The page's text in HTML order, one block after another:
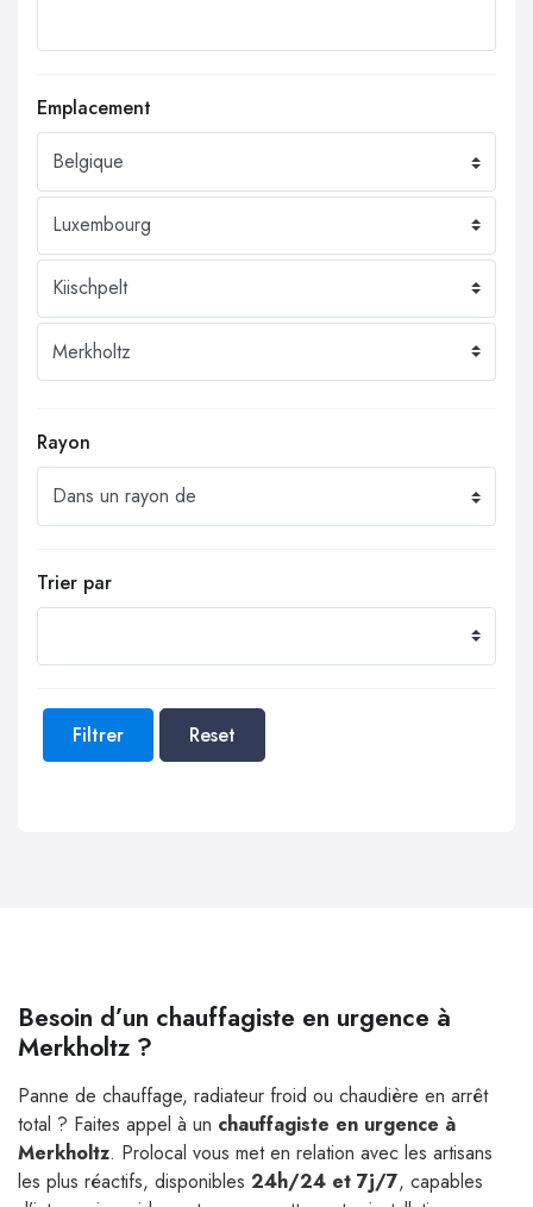
Emplacement
Rayon
Trier par
Filtrer Reset
Besoin d’un chauffagiste en urgence à
Merkholtz ?
Panne de chauffage, radiateur froid ou chaudière en arrêt
total ? Faites appel à un chauffagiste en urgence à
Merkholtz. Prolocal vous met en relation avec les artisans
les plus réactifs, disponibles 24h/24 et 7j/7, capables